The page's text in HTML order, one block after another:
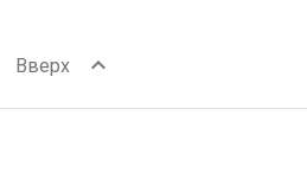
Вверх expand_less